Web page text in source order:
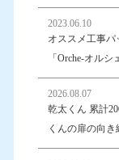
2023.06.10
オススメ工事
「Orche-オルシ
2026.08.07
乾太くん 累計
くんの扉の向き